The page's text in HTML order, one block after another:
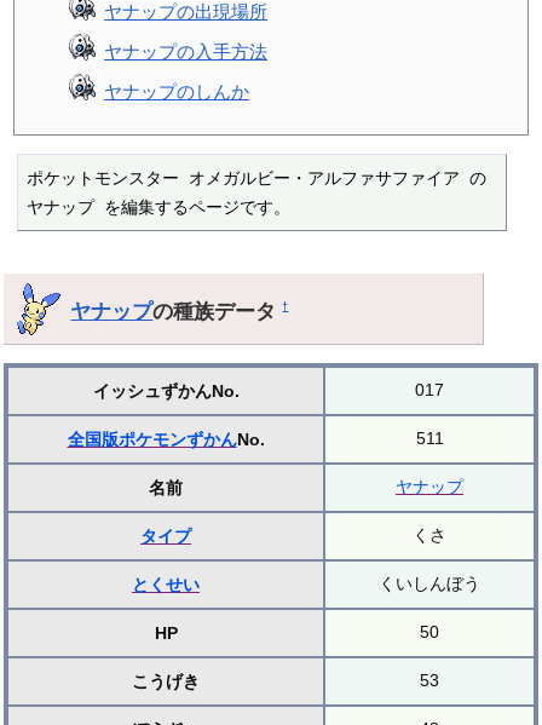
ヤナップの出現場所
ヤナップの入手方法
ヤナップのしんか
ポケットモンスター オメガルビー・アルファサファイア の
ヤナップ を編集するページです。
ヤナップの種族データ†
イッシュずかんNo. 017
全国版ポケモンずかんNo. 511
名前 ヤナップ
タイプ くさ
とくせい くいしんぼう
HP 50
こうげき 53